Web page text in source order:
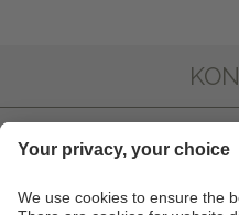
INFO &